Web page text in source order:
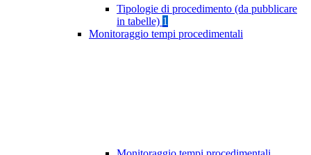
Tipologie di procedimento (da pubblicare
in tabelle) 1
Monitoraggio tempi procedimentali